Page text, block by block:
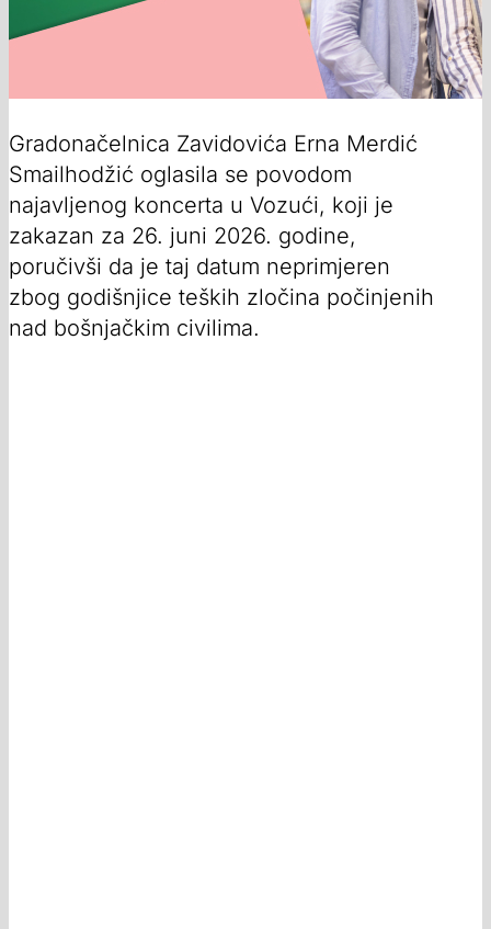
Gradonačelnica Zavidovića Erna Merdić
Smailhodžić oglasila se povodom
najavljenog koncerta u Vozući, koji je
zakazan za 26. juni 2026. godine,
poručivši da je taj datum neprimjeren
zbog godišnjice teških zločina počinjenih
nad bošnjačkim civilima.